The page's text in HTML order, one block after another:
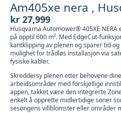
Am405xe nera ,
kr 27,999
Husqvarna Automower® 405XE
på opptil 600 m². Med EdgeCut-
kantklipping av plenen og sparer tid og
mulighet for trådløs installasjon via
fysiske kabler.
Skreddersy plenen etter behovene
arbeidsområder med forskjellige
appen, takket være den integrerte
enkelt å opprette midlertidige soner
sesongens villblomster eller områder